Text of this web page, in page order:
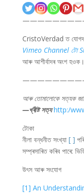
CristoVerdad ত
Vimeo Channel টো
আৰু আশীৰ্বাদৰ অংশ হওক।
আৰু তোমালোকে সত্যক
—খ্ৰীষ্ট সত্য http:/
টোকা
নীলা বন্ধনীত সংখ্যা [ ]
সম্প্ৰসাৰিত কৰিব পাৰে:
উৎস আৰু সংযোগ
[1] An